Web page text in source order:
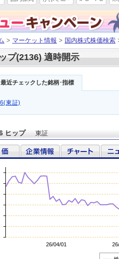
> マーケット情報 > 国内株式株価検索
プ(2136) 適時開示
最近チェックした銘柄･指標
東証)
ヒップ 東証